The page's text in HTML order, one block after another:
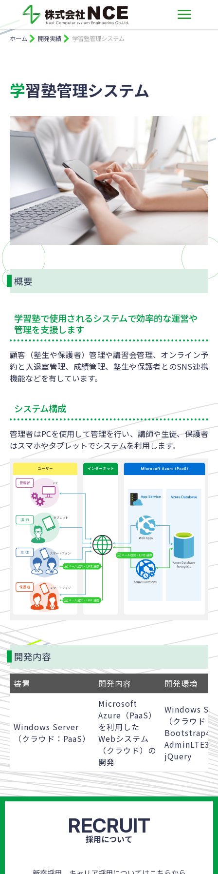
ホーム 開発実績 学習塾管理システム
学習塾管理システム
概要
学習塾で使用されるシステムで効率的な運営や
管理を支援します
顧客（塾生や保護者）管理や講習会管理、オンライン予
約と入退室管理、成績管理、塾生や保護者とのSNS連携
機能などを有しています。
システム構成
管理者はPCを使用して管理を行い、講師や生徒、保護者
はスマホやタブレットでシステムを利用します。
開発内容
装置 開発内容 開発環境
Windows Server
（クラウド：PaaS）
Microsoft
Azure（PaaS）
を利用した
Webシステム
（クラウド）の
開発
Windows
（クラウド：
Bootstrap4.0
AdminLTE3.0
jQuery
RECRUIT
採用について